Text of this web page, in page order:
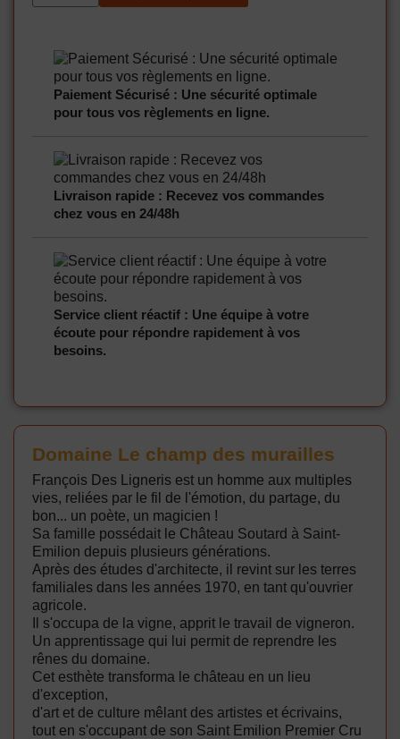
Paiement Sécurisé : Une sécurité optimale
pour tous vos règlements en ligne.
Livraison rapide : Recevez vos commandes
chez vous en 24/48h
Service client réactif : Une équipe à votre
écoute pour répondre rapidement à vos
besoins.
Domaine Le champ des murailles
François Des Ligneris est un homme aux multiples
vies, reliées par le fil de l'émotion, du partage, du
bon... un poète, un magicien !
Sa famille possédait le Château Soutard à Saint-
Emilion depuis plusieurs générations.
Après des études d'architecte, il revint sur les terres
familiales dans les années 1970, en tant qu'ouvrier
agricole.
Il s'occupa de la vigne, apprit le travail de vigneron.
Un apprentissage qui lui permit de reprendre les
rênes du domaine.
Cet esthète transforma le château en un lieu
d'exception,
d'art et de culture mêlant des artistes et écrivains,
tout en s'occupant de son Saint Emilion Premier Cru